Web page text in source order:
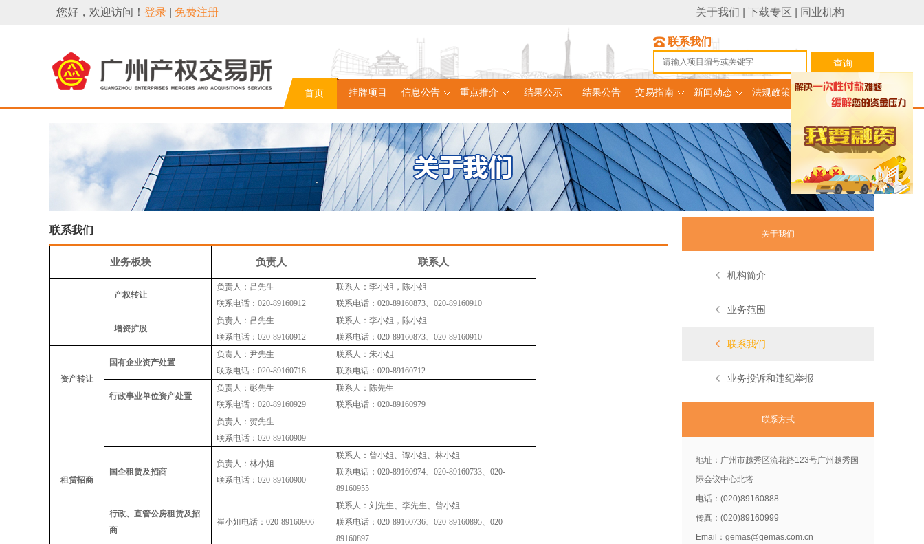
您好，欢迎访问！ 登录 免费注册 关于我们 下载专区 同业机构
联系我们
首页 挂牌项目 信息公告 重点推介 结果公示 结果公告 交易指南 新闻动态 法规政策 融资项目
联系我们
业务板块 负责人 联系人
产权转让
负责人：吕先生
联系电话： 020-89160912
联系人：李小姐，陈小姐
联系电话： 020-89160873、020-89160910
增资扩股
负责人：吕先生
联系电话： 020-89160912
联系人：李小姐，陈小姐
联系电话： 020-89160873、020-89160910
资产转让
国有企业资产处置
负责人：尹先生
联系电话： 020-89160718
联系人：朱小姐
联系电话： 020-89160712
行政事业单位资产处置
负责人：彭先生
联系电话： 020-89160929
联系人：陈先生
联系电话： 020-89160979
租赁招商
负责人：贺先生
联系电话： 020-89160909
国企租赁及招商
负责人：林小姐
联系电话： 020-89160900
联系人：曾小姐、谭小姐、林小姐
联系电话： 020-89160974、020-89160733、020-
89160955
行政、直管公房租赁及招
商
崔小姐 电话： 020-89160906
联系人：刘先生、李先生、曾小姐
联系电话： 020-89160736、020-89160895、020-
89160897
关于我们
机构简介
业务范围
联系我们
业务投诉和违纪举报
联系方式
地址：广州市越秀区流花路123号广州越秀国
际会议中心北塔
电话：(020)89160888
传真：(020)89160999
Email：gemas@gemas.com.cn